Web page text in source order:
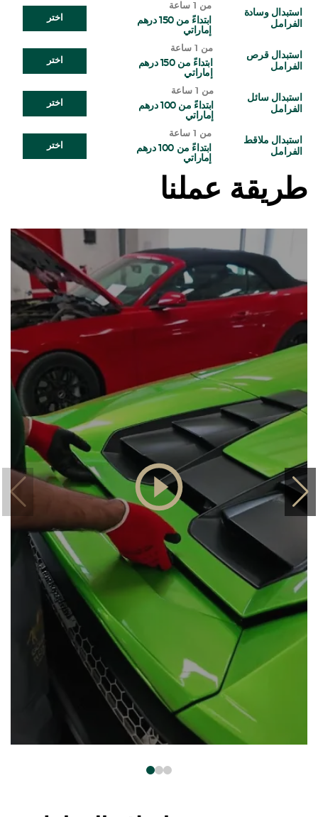
استبدال وسادة
الفرامل
من 1 ساعة
ابتداءً من 150 درهم
إماراتي
اختر
استبدال قرص
الفرامل
من 1 ساعة
ابتداءً من 150 درهم
إماراتي
اختر
استبدال سائل
الفرامل
من 1 ساعة
ابتداءً من 100 درهم
إماراتي
اختر
استبدال ملاقط
الفرامل
من 1 ساعة
ابتداءً من 100 درهم
إماراتي
اختر
طريقة عملنا